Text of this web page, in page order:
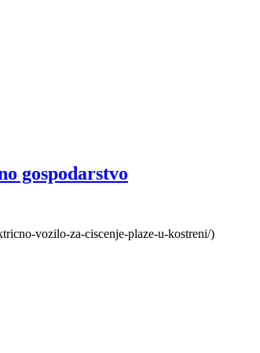
gospodarstvo
vozilo-za-ciscenje-plaze-u-kostreni/)